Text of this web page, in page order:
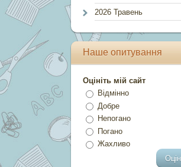
2026 Травень
Наше опитування
Оцініть мій сайт
Відмінно
Добре
Непогано
Погано
Жахливо